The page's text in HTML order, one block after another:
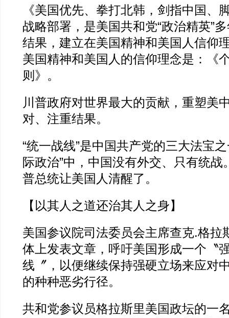
《美国优先、拳打北韩，剑指中国、
战略部署，是美国共和党“政治精英”
结果，建立在美国精神和美国人信仰
美国精神和美国人的信仰理念是：《
则》。
川普政府对世界最大的贡献，重塑美
对、注重结果。
“统一战线”是中国共产党的三大法宝
际政治”中，中国没有外交、只有统战
普总统让美国人清醒了。
【以其人之道还治其人之身】
美国参议院司法委员会主席查克.格拉
体上发表文章，呼吁美国形成一个〝
线〞，以便继续保持强硬立场来应对
的种种恶劣行径。
共和党参议员格拉斯里美国政坛的一